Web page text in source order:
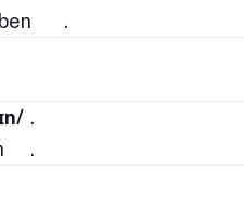
.
.
.